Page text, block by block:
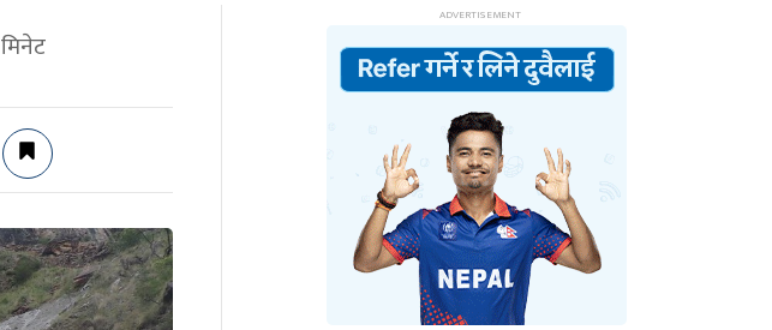
मिनेट